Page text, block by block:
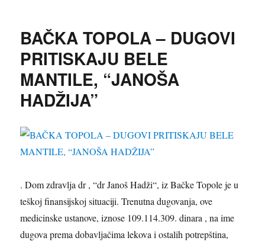
PANONIJA”,
DO
TRŽIŠTA
ZA
35.000
TOVLJENIKA
BAČKA TOPOLA – DUGOVI
PRITISKAJU BELE
MANTILE, “JANOŠA
HADŽIJA”
. Dom zdravlja dr , “dr Janoš Hadži“, iz Bačke Topoleje u
teškoj finansijskoj situaciji.Trenutna dugovanja, ove
medicinske ustanove, iznose 109.114.309. dinara , na ime
dugova prema dobavljačimalekova i ostalih potrepština,